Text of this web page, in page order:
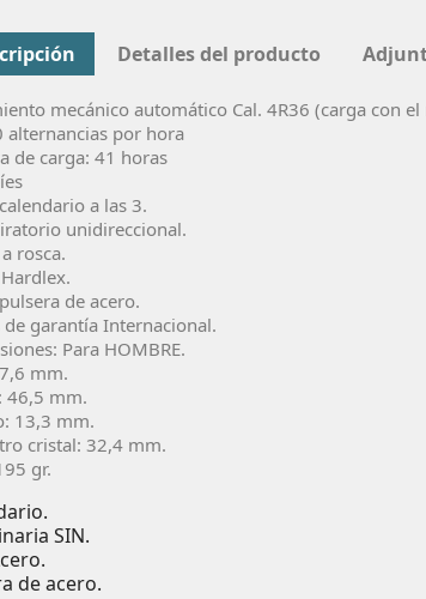
Detalles del producto
mecánico automático Cal. 4R36 (carga con
alternancias por hora
de carga: 41 horas
a las 3.
unidireccional.
rosca.
de acero.
de garantía Internacional.
Para HOMBRE.
mm.
46,5 mm.
13,3 mm.
cristal: 32,4 mm.
gr.
SIN.
de acero.